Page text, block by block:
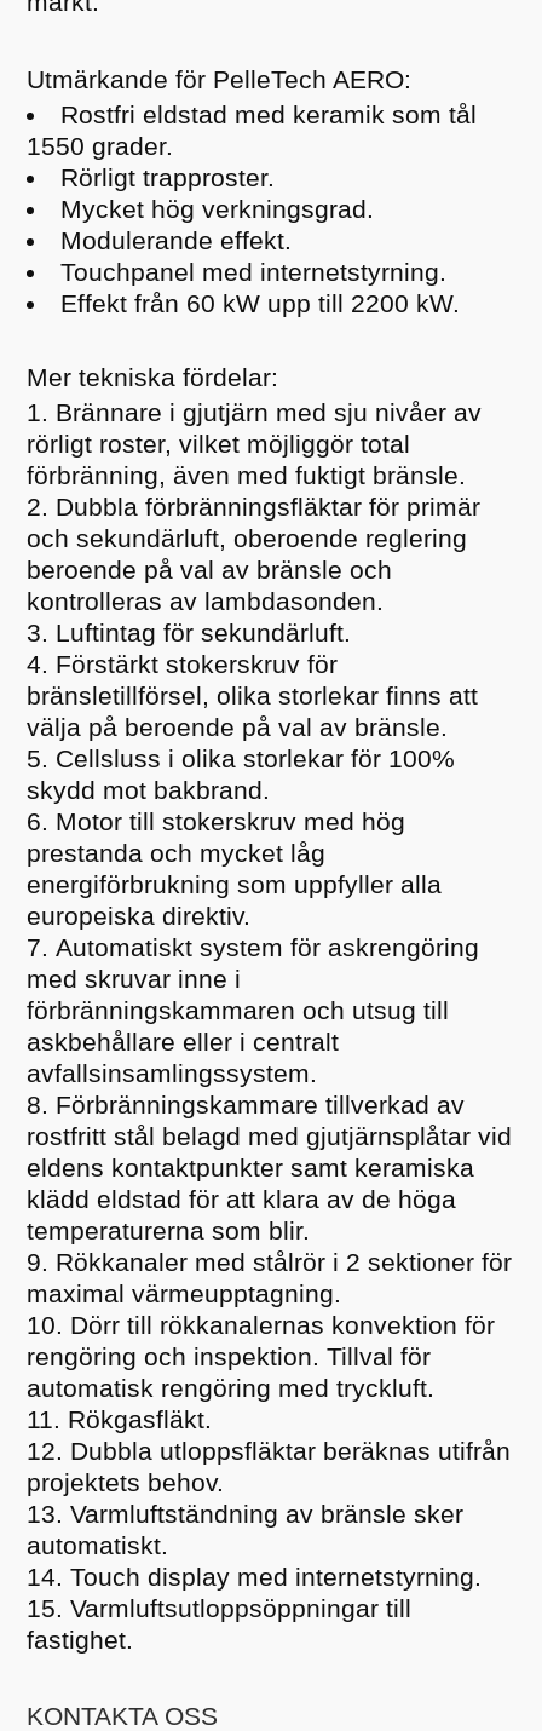
Utmärkande för PelleTech AERO:
Rostfri eldstad med keramik som tål
1550 grader.
Rörligt trapproster.
Mycket hög verkningsgrad.
Modulerande effekt.
Touchpanel med internetstyrning.
Effekt från 60 kW upp till 2200 kW.
Mer tekniska fördelar:
Brännare i gjutjärn med sju nivåer av
rörligt roster, vilket möjliggör total
förbränning, även med fuktigt bränsle.
Dubbla förbränningsfläktar för primär
och sekundärluft, oberoende reglering
beroende på val av bränsle och
kontrolleras av lambdasonden.
Luftintag för sekundärluft.
Förstärkt stokerskruv för
bränsletillförsel, olika storlekar finns att
välja på beroende på val av bränsle.
Cellsluss i olika storlekar för 100%
skydd mot bakbrand.
Motor till stokerskruv med hög
prestanda och mycket låg
energiförbrukning som uppfyller alla
europeiska direktiv.
Automatiskt system för askrengöring
med skruvar inne i
förbränningskammaren och utsug till
askbehållare eller i centralt
avfallsinsamlingssystem.
Förbränningskammare tillverkad av
rostfritt stål belagd med gjutjärnsplåtar vid
eldens kontaktpunkter samt keramiska
klädd eldstad för att klara av de höga
temperaturerna som blir.
Rökkanaler med stålrör i 2 sektioner för
maximal värmeupptagning.
Dörr till rökkanalernas konvektion för
rengöring och inspektion. Tillval för
automatisk rengöring med tryckluft.
Rökgasfläkt.
Dubbla utloppsfläktar beräknas utifrån
projektets behov.
Varmluftständning av bränsle sker
automatiskt.
Touch display med internetstyrning.
Varmluftsutloppsöppningar till
fastighet.
KONTAKTA OSS